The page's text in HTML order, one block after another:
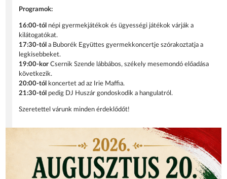
Programok:
16:00-tól népi gyermekjátékok és ügyességi játékok várják a
kilátogatókat.
17:30-tól a Buborék Együttes gyermekkoncertje szórakoztatja a
legkisebbeket.
19:00-korCsernik Szende lábbábos, székely mesemondó előadása
következik.
20:00-tól
koncertet ad az Irie Maffia.
21:30-tól pedig DJ Huszár gondoskodik a hangulatról.
Szeretettel várunk minden érdeklődőt!